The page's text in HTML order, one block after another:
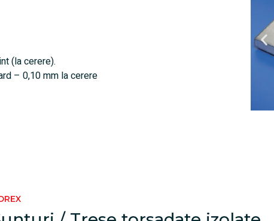
(la cerere).
– 0,10 mm la cerere